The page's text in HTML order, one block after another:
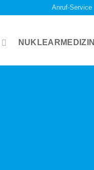
Anruf-Service
NUKLEARMEDIZIN